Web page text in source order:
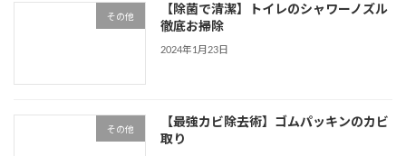
その他
【除菌で清潔】トイレのシャワーノズル
徹底お掃除
2024年1月23日
その他
【最強カビ除去術】ゴムパッキンのカビ
取り